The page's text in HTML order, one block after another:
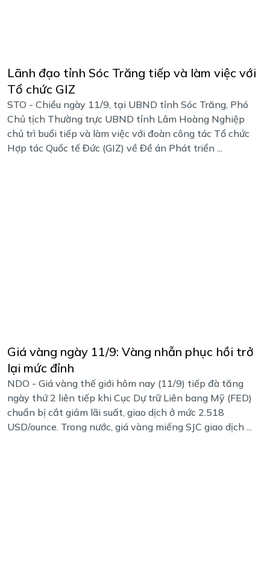
Lãnh đạo tỉnh Sóc Trăng tiếp và làm việc với
Tổ chức GIZ
STO - Chiều ngày 11/9, tại UBND tỉnh Sóc Trăng, Phó
Chủ tịch Thường trực UBND tỉnh Lâm Hoàng Nghiệp
chủ trì buổi tiếp và làm việc với đoàn công tác Tổ chức
Hợp tác Quốc tế Đức (GIZ) về Đề án Phát triển ...
Giá vàng ngày 11/9: Vàng nhẫn phục hồi trở
lại mức đỉnh
NDO - Giá vàng thế giới hôm nay (11/9) tiếp đà tăng
ngày thứ 2 liên tiếp khi Cục Dự trữ Liên bang Mỹ (FED)
chuẩn bị cắt giảm lãi suất, giao dịch ở mức 2.518
USD/ounce. Trong nước, giá vàng miếng SJC giao dịch ...